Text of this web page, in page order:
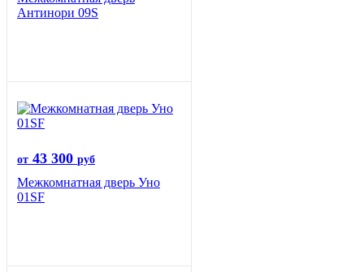
Антинори 09S
от 43 300 руб
Межкомнатная дверь Уно
01SF